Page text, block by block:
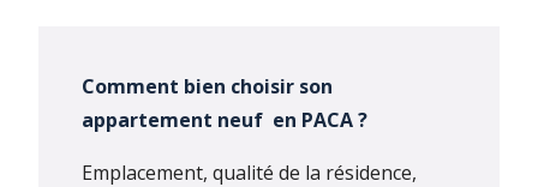
Comment bien choisir son
appartement neuf en PACA ?
Emplacement, qualité de la résidence,